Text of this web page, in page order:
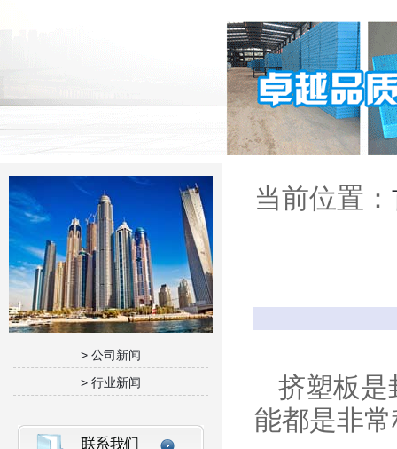
> 公司新闻
> 行业新闻
当前位置：
挤塑板是
能都是非